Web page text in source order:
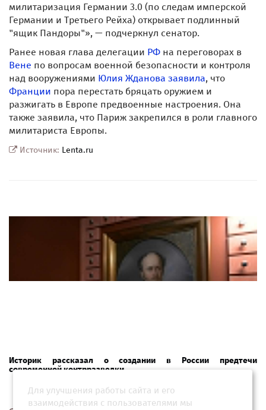
милитаризация Германии 3.0 (по следам имперской
Германии и Третьего Рейха) открывает подлинный
"ящик Пандоры"», — подчеркнул сенатор.
Ранее новая глава делегации РФ на переговорах в
Вене по вопросам военной безопасности и контроля
над вооружениями Юлия Жданова заявила, что
Франции пора перестать бряцать оружием и
разжигать в Европе предвоенные настроения. Она
также заявила, что Париж закрепился в роли главного
милитариста Европы.
Источник: Lenta.ru
Историк рассказал о создании в России предтечи
современной контрразведки
Для улучшения работы сайта и его
взаимодействия с пользователями мы